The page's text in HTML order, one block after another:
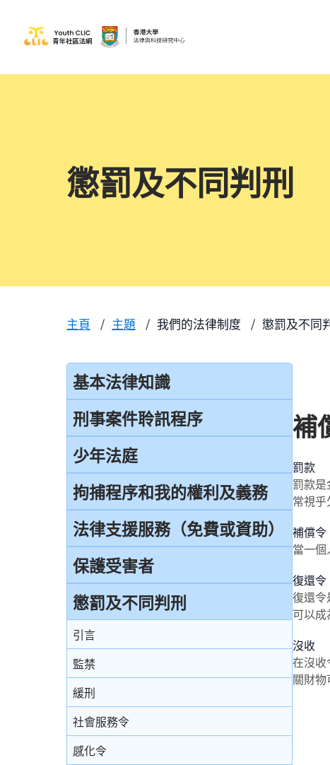
懲罰及不同判刑
主頁 主題 我們的法律制度 懲罰及不同
基本法律知識
法治
香港法律來源
刑事訴訟及民事訴訟
事務律師與大律師
簡介律政司
香港法院及司法機構
刑事案件聆訊程序
刑事案件一般聆訊程序
經公訴程序定罪及經簡易程序定罪
首次聆訊
認罪
求情及判刑
認罪對判刑的影響
不認罪
審訊
結案陳詞及裁決
由陪審團審訊
上訴
少年法庭
少年法庭的司法管轄權
保護少年罪犯
少年法庭的聆訊程序
少年罪犯懲罰的限制
判刑原則
判刑
拘捕程序和我的權利及義務
引言
在公眾地方被警察截停和查問
在公眾地方被警察截停和搜身
緘默權
拒絕與警方合作的後果
拘捕
被捕後的權利
扣留被捕人士
錄取供詞
法律支援服務（免費或資助）
簡介本港部分法律援助
刑事訴訟法律援助計劃
當值律師計劃
免費法律諮詢計劃
免費法律諮詢計劃——不提供服務的案件類
別
電話法律諮詢計劃
保護受害者
受害者的權利
兒童證人
無助證人 / 易受傷害的證人
錄影紀錄證據
以電視直播聯繫提供證據
書面供詞
懲罰及不同判刑
引言
監禁
緩刑
社會服務令
感化令
補
罰款
罰款
常視
補償令
當一
復還令
復還
可以成
沒收
在沒收
關財